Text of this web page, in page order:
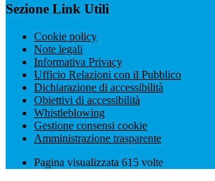
Sezione Link Utili
Cookie policy
Note legali
Informativa Privacy
Ufficio Relazioni con il Pubblico
Dichiarazione di accessibilità
Obiettivi di accessibilità
Whistleblowing
Gestione consensi cookie
Amministrazione trasparente
Pagina visualizzata 615 volte